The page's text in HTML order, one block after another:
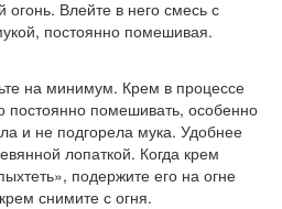
огонь. Влейте в него смесь с
постоянно помешивая.
на минимум. Крем в процессе
постоянно помешивать, особенно
и не подгорела мука. Удобнее
лопаткой. Когда крем
подержите его на огне
снимите с огня.